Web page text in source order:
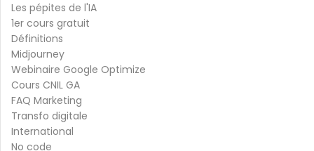
Les pépites de l'IA
1er cours gratuit
Définitions
Midjourney
Webinaire Google Optimize
Cours CNIL GA
FAQ Marketing
Transfo digitale
International
No code